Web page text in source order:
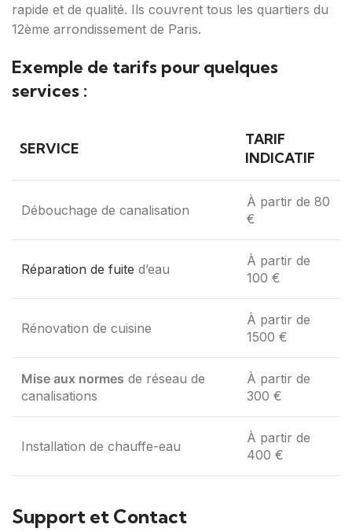
rapide et de qualité. Ils couvrent tous les quartiers du
12ème arrondissement de Paris.
Exemple de tarifs pour quelques
services :
SERVICE
TARIF
INDICATIF
Débouchage de canalisation
À partir de 80
€
Réparation de fuite d’eau
À partir de
100 €
Rénovation de cuisine
À partir de
1500 €
Mise aux normes de réseau de
canalisations
À partir de
300 €
Installation de chauffe-eau
À partir de
400 €
Support et Contact